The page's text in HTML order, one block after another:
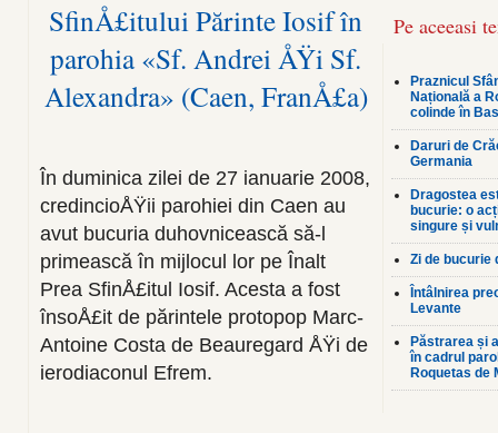
Pe aceeasi
Praznicul
Națională a
colinde în
Daruri de
Germania
Dragostea
bucurie: o
singure și
Zi de bucurie
Întâlnirea
Levante
Păstrarea și
în cadrul
Roquetas de
SfinÅ£itului Părinte Iosif în
parohia «Sf. Andrei ÅŸi Sf.
Alexandra» (Caen, FranÅ£a)
În duminica zilei de 27 ianuarie 2008,
credincioÅŸii parohiei din Caen au
avut bucuria duhovnicească să-l
primească în mijlocul lor pe Înalt
Prea SfinÅ£itul Iosif. Acesta a fost
însoÅ£it de părintele protopop Marc-
Antoine Costa de Beauregard ÅŸi de
ierodiaconul Efrem.